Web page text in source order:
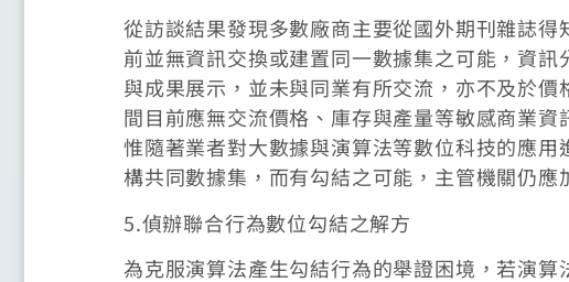
從訪談結果發現多數廠商主要從國外期刊雜誌
前並無資訊交換或建置同一數據集之可能，資
與成果展示，並未與同業有所交流，亦不及於
間目前應無交流價格、庫存與產量等敏感商業
惟隨著業者對大數據與演算法等數位科技的應
構共同數據集，而有勾結之可能，主管機關仍應
5.偵辦聯合行為數位勾結之解方
為克服演算法產生勾結行為的舉證困境，若演